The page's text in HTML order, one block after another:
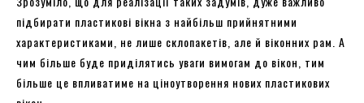
підбирати пластикові вікна з найбільш прийнятними
характеристиками, не лише склопакетів, але й віконних рам. А
чим більше буде приділятись уваги вимогам до вікон, тим
більше це впливатиме на ціноутворення нових пластикових